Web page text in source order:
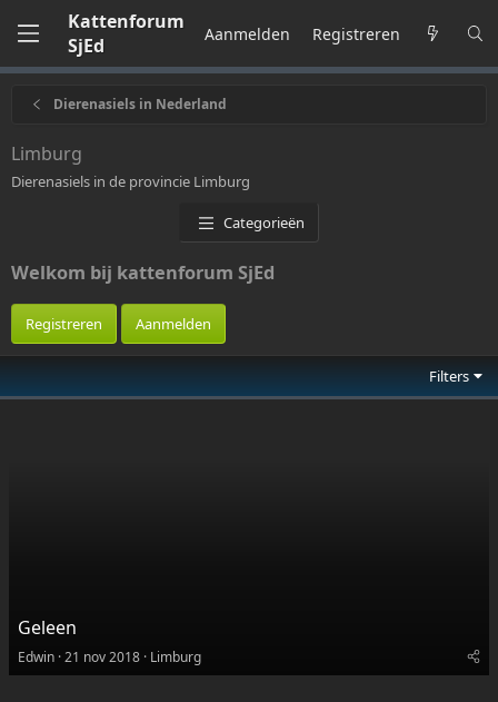
Kattenforum
SjEd
Aanmelden Registreren
Dierenasiels in Nederland
Limburg
Dierenasiels in de provincie Limburg
Categorieën
Welkom bij kattenforum SjEd
Registreren Aanmelden
Filters
Geleen
Edwin 21 nov 2018 Limburg